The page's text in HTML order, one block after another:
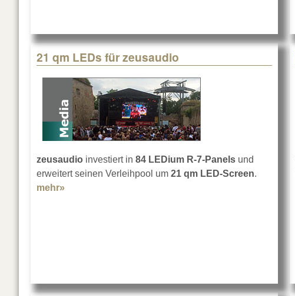
21 qm LEDs für zeusaudio
zeusaudio investiert in 84 LEDium R-7-Panels und
erweitert seinen Verleihpool um 21 qm LED-Screen.
mehr»